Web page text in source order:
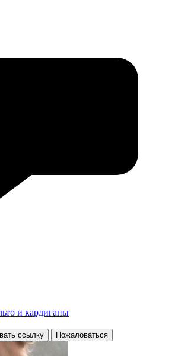
и кардиганы
ссылку Пожаловаться